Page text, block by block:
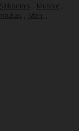
Silikoninis Mushie
Mėn.